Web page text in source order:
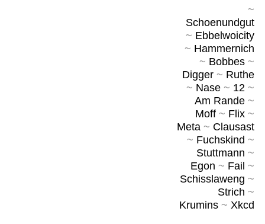
~
Schoenundgut
~ Ebbelwoicity
~ Hammernich
~ Bobbes~
Digger~ Ruthe
~ Nase~ 12~
Am Rande~
Moff~ Flix~
Meta~ Clausast
~ Fuchskind ~
Stuttmann ~
Egon ~ Fail ~
Schisslaweng ~
Strich ~
Krumins~ Xkcd